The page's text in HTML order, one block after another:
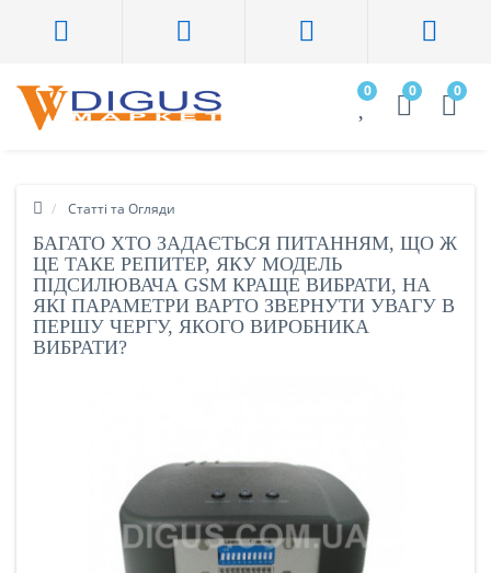
0 0 0
Статті та Огляди
БАГАТО ХТО ЗАДАЄТЬСЯ ПИТАННЯМ, ЩО Ж
ЦЕ ТАКЕ РЕПИТЕР, ЯКУ МОДЕЛЬ
ПІДСИЛЮВАЧА GSM КРАЩЕ ВИБРАТИ, НА
ЯКІ ПАРАМЕТРИ ВАРТО ЗВЕРНУТИ УВАГУ В
ПЕРШУ ЧЕРГУ, ЯКОГО ВИРОБНИКА
ВИБРАТИ?